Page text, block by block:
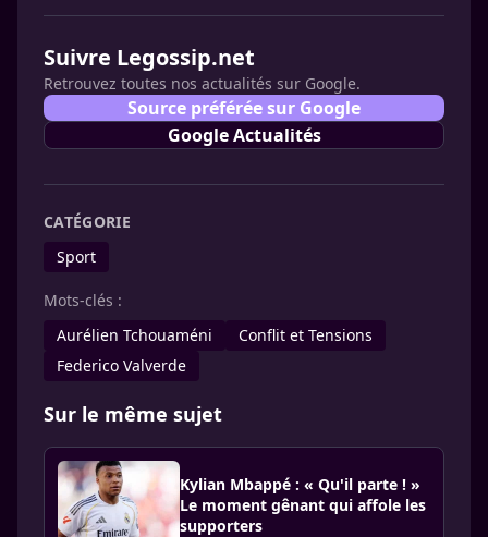
Suivre Legossip.net
Retrouvez toutes nos actualités sur Google.
Source préférée sur Google
Google Actualités
CATÉGORIE
Sport
Mots-clés :
Aurélien Tchouaméni
Conflit et Tensions
Federico Valverde
Sur le même sujet
Kylian Mbappé : « Qu'il parte ! »
Le moment gênant qui affole les
supporters